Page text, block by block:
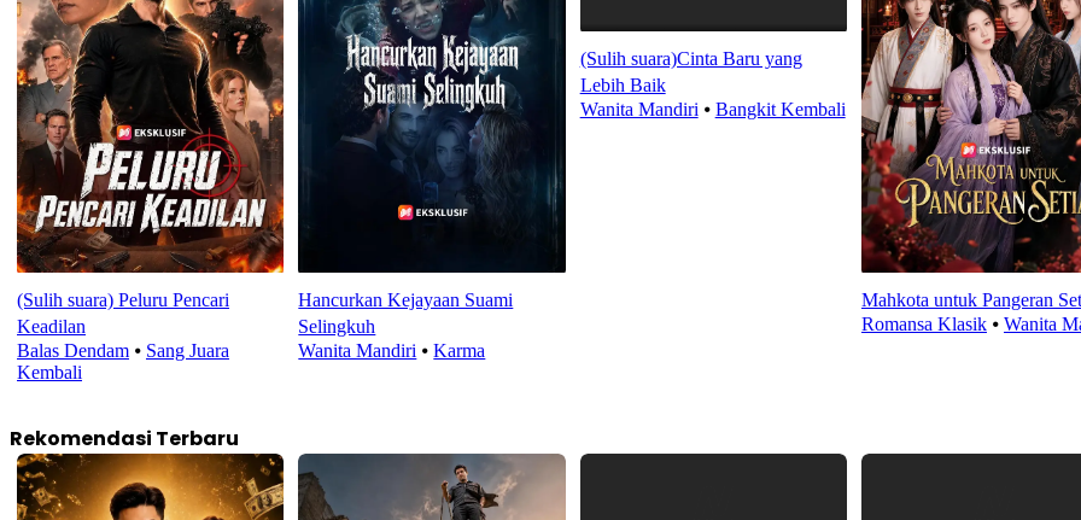
(Sulih suara) Peluru Pencari
Keadilan
Balas Dendam ⦁ Sang Juara
Kembali
Hancurkan Kejayaan Suami
Selingkuh
Wanita Mandiri ⦁Karma
(Sulih suara)Cinta Baru yang
Lebih Baik
Wanita Mandiri ⦁ Bangkit Kembali
Mahkota untuk Pangeran
Romansa Klasik⦁ Wanita
Rekomendasi Terbaru